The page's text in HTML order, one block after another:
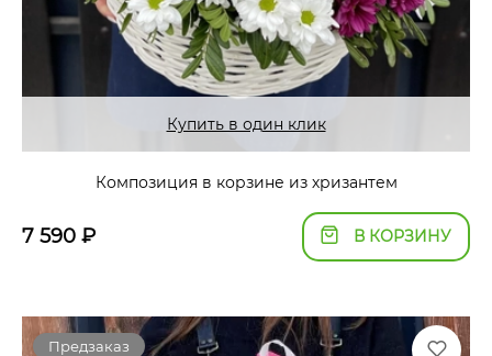
Купить в один клик
Композиция в корзине из хризантем
7 590 ₽ В КОРЗИНУ
Предзаказ